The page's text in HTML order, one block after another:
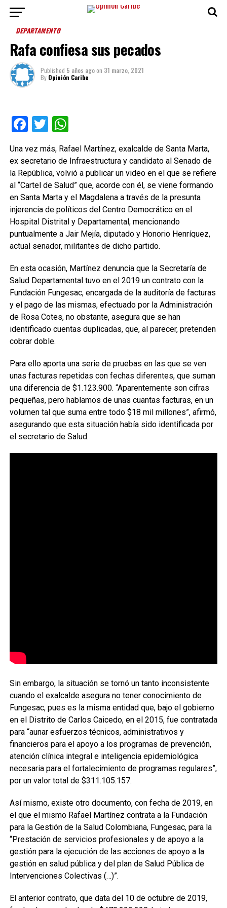
DEPARTAMENTO
Rafa confiesa sus pecados
Published 5 años agoon 31 marzo, 2021
By Opinión Caribe
Facebook
TwitterWhatsApp
Una vez más, Rafael Martínez, exalcalde de Santa Marta,
ex secretario de Infraestructura y candidato al Senado de
la República, volvió a publicar un video en el que se refiere
al “Cartel de Salud” que, acorde con él, se viene formando
en Santa Marta y el Magdalena a través de la presunta
injerencia de políticos del Centro Democrático en el
Hospital Distrital y Departamental, mencionando
puntualmente a Jair Mejía, diputado y Honorio Henríquez,
actual senador, militantes de dicho partido.
En esta ocasión, Martínez denuncia que la Secretaría de
Salud Departamental tuvo en el 2019 un contrato con la
Fundación Fungesac, encargada de la auditoría de facturas
y el pago de las mismas, efectuado por la Administración
de Rosa Cotes, no obstante, asegura que se han
identificado cuentas duplicadas, que, al parecer, pretenden
cobrar doble.
Para ello aporta una serie de pruebas en las que se ven
unas facturas repetidas con fechas diferentes, que suman
una diferencia de $1.123.900. “Aparentemente son cifras
pequeñas, pero hablamos de unas cuantas facturas, en un
volumen tal que suma entre todo $18 mil millones”, afirmó,
asegurando que esta situación había sido identificada por
el secretario de Salud.
Sin embargo, la situación se tornó un tanto inconsistente
cuando el exalcalde asegura no tener conocimiento de
Fungesac, pues es la misma entidad que, bajo el gobierno
en el Distrito de Carlos Caicedo, en el 2015, fue contratada
para “aunar esfuerzos técnicos, administrativos y
financieros para el apoyo a los programas de prevención,
atención clínica integral e inteligencia epidemiológica
necesaria para el fortalecimiento de programas regulares”,
por un valor total de $311.105.157.
Así mismo, existe otro documento, con fecha de 2019, en
el que el mismo Rafael Martínez contrata a la Fundación
para la Gestión de la Salud Colombiana, Fungesac, para la
“Prestación de servicios profesionales y de apoyo a la
gestión para la ejecución de las acciones de apoyo a la
gestión en salud pública y del plan de Salud Pública de
Intervenciones Colectivas (…)”.
El anterior contrato, que data del 10 de octubre de 2019,